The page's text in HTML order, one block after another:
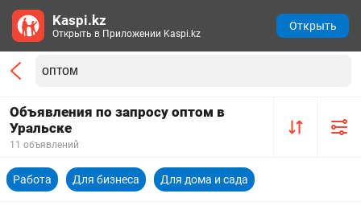
Объявления по запросу оптом в
Уральске
11 объявлений
Работа Для бизнеса Для дома и сада
Kaspi.kz
Открыть в Приложении Kaspi.kz
Открыть